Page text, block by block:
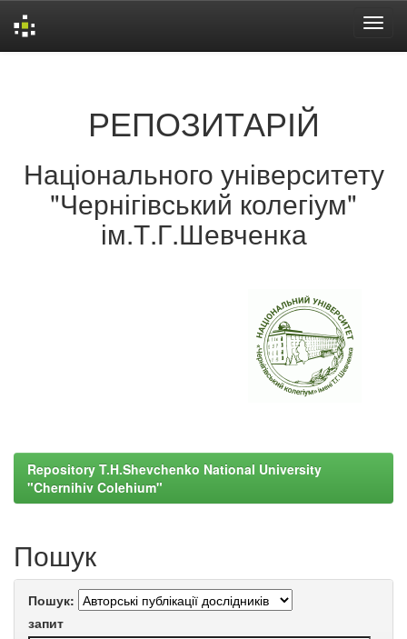
РЕПОЗИТАРІЙ
Національного університету
"Чернігівський колегіум"
ім.Т.Г.Шевченка
Repository T.H.Shevchenko National University
"Chernihiv Colehium"
Пошук
Пошук:
запит